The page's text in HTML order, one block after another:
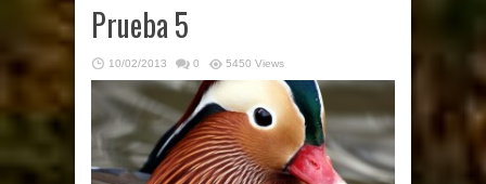
Prueba 5
10/02/2013 0 5450 Views